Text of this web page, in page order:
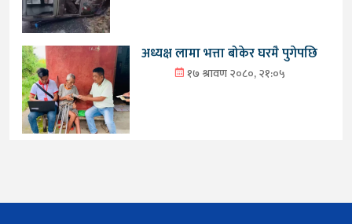
अध्यक्ष लामा भत्ता बोकेर घरमै पुगेपछि
१७ श्रावण २०८०, २१:०५